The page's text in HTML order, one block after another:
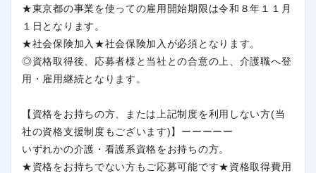
★東京都の事業を使っての雇用開始期限は令和８年１１月
１日となります。
★社会保険加入★社会保険加入が必須となります。
◎資格取得後、応募者様と当社との合意の上、介護職へ登
用・雇用継続となります。
【資格をお持ちの方、または上記制度を利用しない方(当
社の資格支援制度もございます)】ーーーーー
いずれかの介護・看護系資格をお持ちの方。
★資格をお持ちでない方もご応募可能です★資格取得費用